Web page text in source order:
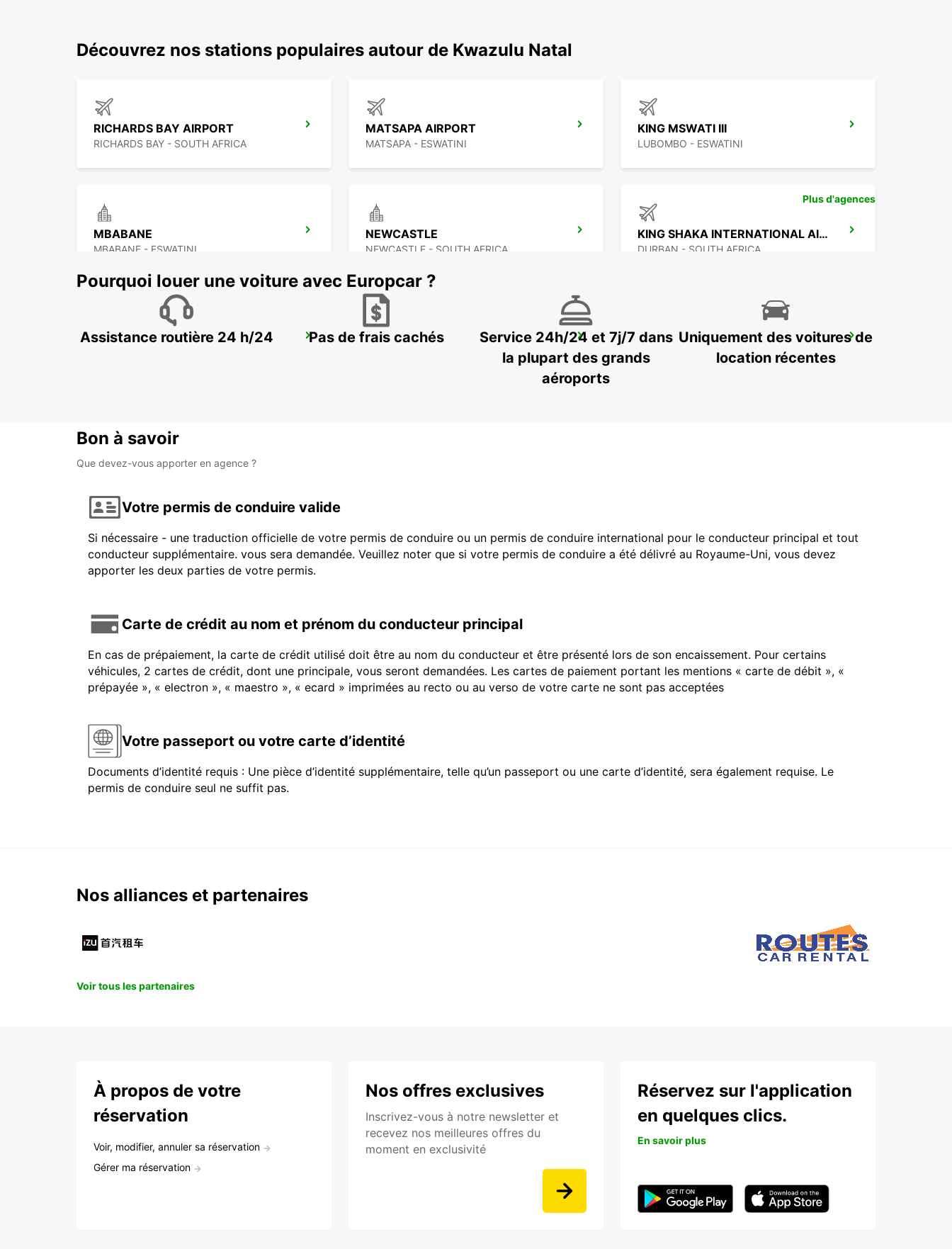
Découvrez nos stations populaires autour de Kwazulu Natal
RICHARDS BAY AIRPORT
RICHARDS BAY - SOUTH AFRICA
MATSAPA AIRPORT
MATSAPA - ESWATINI
KING MSWATI III
LUBOMBO - ESWATINI
MBABANE
MBABANE - ESWATINI
NEWCASTLE
NEWCASTLE - SOUTH AFRICA
KING SHAKA INTERNATIONAL AIRPORT
DURBAN - SOUTH AFRICA
MALELANE LADYSMITH
LADYSMITH - SOUTH AFRICA
UMHLANGA
UMHLANGA ROCKS - SOUTH AFRICA
Plus d'agences
Pourquoi louer une voiture avec Europcar ?
Assistance routière 24 h/24 Pas de frais cachés
Service 24h/24 et 7j/7 dans
la plupart des grands
aéroports
Uniquement des voitures de
location récentes
Bon à savoir
Que devez-vous apporter en agence ?
Votre permis de conduire valide
Si nécessaire - une traduction officielle de votre permis de conduire ou un permis de conduire international pour le conducteur principal et tout
conducteur supplémentaire. vous sera demandée. Veuillez noter que si votre permis de conduire a été délivré au Royaume-Uni, vous devez
apporter les deux parties de votre permis.
Carte de crédit au nom et prénom du conducteur principal
En cas de prépaiement, la carte de crédit utilisé doit être au nom du conducteur et être présenté lors de son encaissement. Pour certains
véhicules, 2 cartes de crédit, dont une principale, vous seront demandées. Les cartes de paiement portant les mentions « carte de débit », «
prépayée », « electron », « maestro », « ecard » imprimées au recto ou au verso de votre carte ne sont pas acceptées
Votre passeport ou votre carte d’identité
Documents d’identité requis : Une pièce d’identité supplémentaire, telle qu’un passeport ou une carte d’identité, sera également requise. Le
permis de conduire seul ne suffit pas.
Nos alliances et partenaires
Voir tous les partenaires
À propos de votre
réservation
Voir, modifier, annuler sa réservation
Gérer ma réservation
Nos offres exclusives
Inscrivez-vous à notre newsletter et
recevez nos meilleures offres du
moment en exclusivité
Réservez sur l'application
en quelques clics.
En savoir plus